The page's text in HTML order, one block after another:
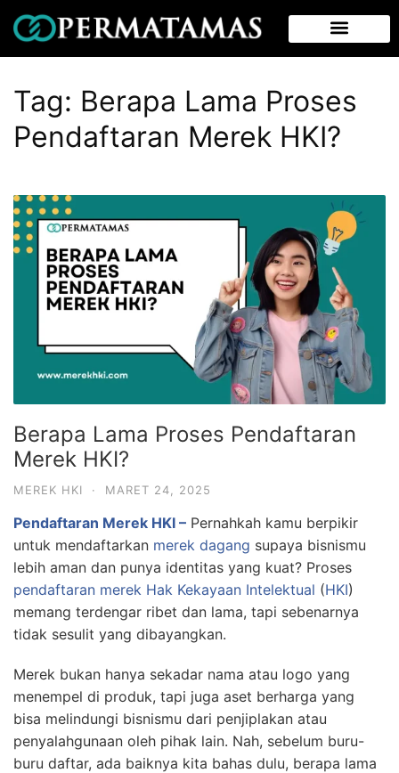
Tag: Berapa Lama Proses
Pendaftaran Merek HKI?
Berapa Lama Proses Pendaftaran
Merek HKI?
MEREK HKI · MARET 24, 2025
Pendaftaran Merek HKI – Pernahkah kamu berpikir
untuk mendaftarkan merek dagang supaya bisnismu
lebih aman dan punya identitas yang kuat? Proses
pendaftaran merek Hak Kekayaan Intelektual (HKI)
memang terdengar ribet dan lama, tapi sebenarnya
tidak sesulit yang dibayangkan.
Merek bukan hanya sekadar nama atau logo yang
menempel di produk, tapi juga aset berharga yang
bisa melindungi bisnismu dari penjiplakan atau
penyalahgunaan oleh pihak lain. Nah, sebelum buru-
buru daftar, ada baiknya kita bahas dulu, berapa lama